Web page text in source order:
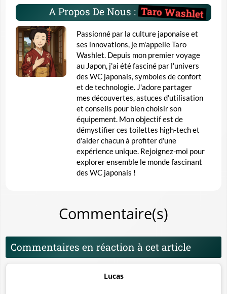
A Propos De Nous : Taro Washlet
Passionné par la culture japonaise et
ses innovations, je m'appelle Taro
Washlet. Depuis mon premier voyage
au Japon, j'ai été fasciné par l'univers
des WC japonais, symboles de confort
et de technologie. J'adore partager
mes découvertes, astuces d'utilisation
et conseils pour bien choisir son
équipement. Mon objectif est de
démystifier ces toilettes high-tech et
d'aider chacun à profiter d'une
expérience unique. Rejoignez-moi pour
explorer ensemble le monde fascinant
des WC japonais !
Commentaire(s)
Commentaires en réaction à cet article
Lucas